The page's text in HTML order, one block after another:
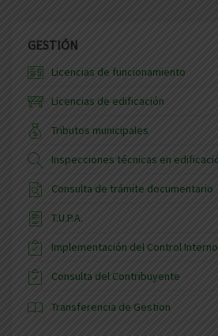
GESTIÓN
Licencias de funcionamiento
Licencias de edificación
Tributos municipales
Inspecciones técnicas en
Consulta de trámite documentario
T.U.P.A.
Implementación del Control Interno
Consulta del Contribuyente
Transferencia de Gestion